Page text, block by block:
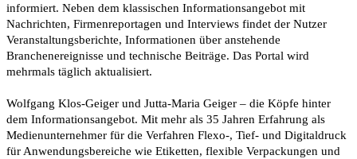
informiert. Neben dem klassischen Informationsangebot mit
Nachrichten, Firmenreportagen und Interviews findet der Nutzer
Veranstaltungsberichte, Informationen über anstehende
Branchenereignisse und technische Beiträge. Das Portal wird
mehrmals täglich aktualisiert.
Wolfgang Klos-Geiger und Jutta-Maria Geiger – die Köpfe hinter
dem Informationsangebot. Mit mehr als 35 Jahren Erfahrung als
Medienunternehmer für die Verfahren Flexo-, Tief- und Digitaldruck
für Anwendungsbereiche wie Etiketten, flexible Verpackungen und